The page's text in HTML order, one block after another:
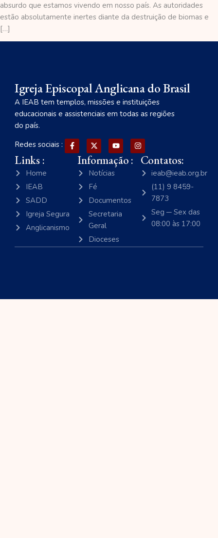
absurdo que estamos vivendo em nosso país. As autoridades
estão absolutamente inertes diante da destruição de biomas e
[…]
Igreja Episcopal Anglicana do Brasil
A IEAB tem templos, missões e instituições
educacionais e assistenciais em todas as regiões
do país.
Redes sociais :
Links :
Home
IEAB
SADD
Igreja Segura
Anglicanismo
Informação :
Notícias
Fé
Documentos
Secretaria
Geral
Dioceses
Contatos:
ieab@ieab.org.br
(11) 9 8459-
7873
Seg ─ Sex das
08:00 às 17:00